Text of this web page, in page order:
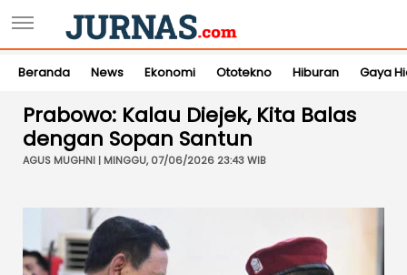
Beranda News Ekonomi Ototekno Hiburan Gaya
Prabowo: Kalau Diejek, Kita Balas
dengan Sopan Santun
AGUS MUGHNI | MINGGU, 07/06/2026 23:43 WIB